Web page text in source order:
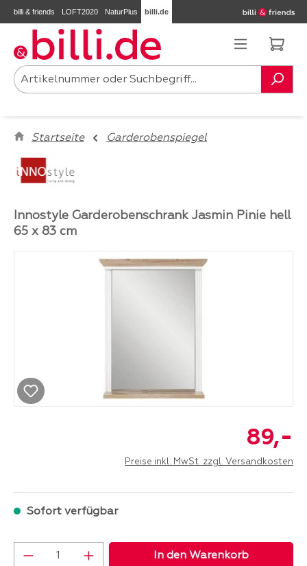
Zum Hauptinhalt springen
billi & friends LOFT2020 NaturPlus billi.de
Startseite Garderobenspiegel
Bildergalerie überspringen
Innostyle Garderobenschrank Jasmin Pinie hell
65 x 83 cm
89,-
Preise inkl. MwSt. zzgl. Versandkosten
Sofort verfügbar
Produkt Anzahl: Gib den gewünschten
In den Warenkorb